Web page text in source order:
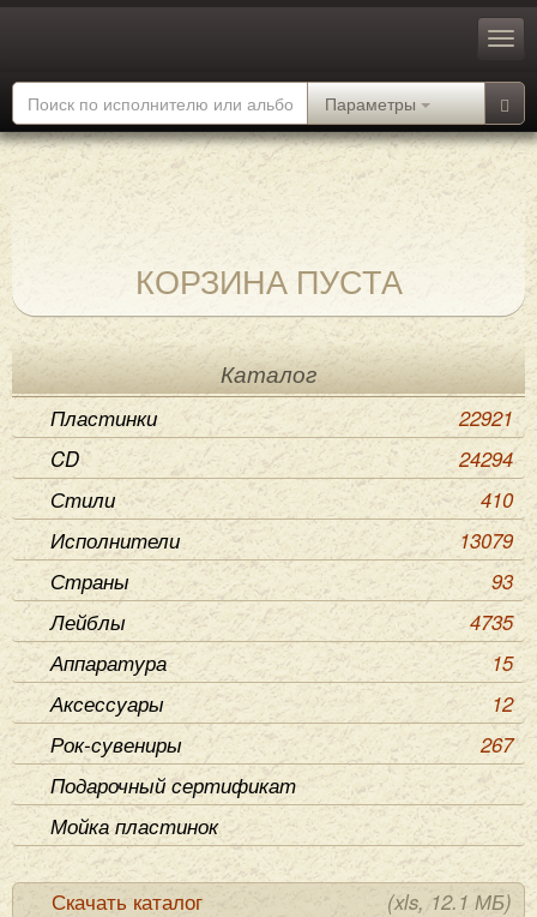
Параметры
КОРЗИНА ПУСТА
Каталог
Пластинки
22921
CD
24294
Стили
410
Исполнители
13079
Страны
93
Лейблы
4735
Аппаратура
15
Аксессуары
12
Рок-сувениры
267
Подарочный сертификат
Мойка пластинок
Скачать каталог (xls, 12.1 МБ)